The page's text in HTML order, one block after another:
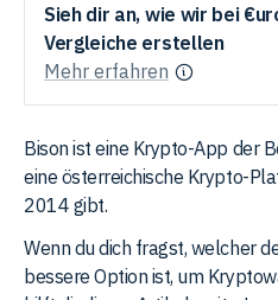
Sieh dir an, wie wir bei
Vergleiche erstellen
Mehr erfahren
Bison ist eine Krypto-App der
eine österreichische Krypto-
2014 gibt.
Wenn du dich fragst, welcher
bessere Option ist, um